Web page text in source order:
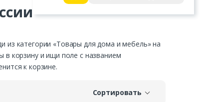
из категории «Товары для дома и мебель» на
в корзину и ищи поле с названием
к корзине.
Сортировать